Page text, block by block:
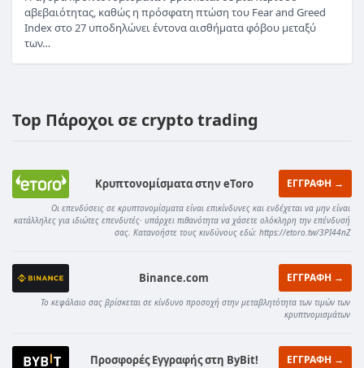
αβεβαιότητας, καθώς η πρόσφατη πτώση του Fear and Greed
Index στο 27 υποδηλώνει έντονα αισθήματα φόβου μεταξύ
των…
Top Πάροχοι σε crypto trading
Κρυπτονομίσματα στην eToro ΕΓΓΡΑΦΗ →
Οι επενδύσεις σε κρυπτονομίσματα είναι επικίνδυνες και ενδέχεται να μην είναι
κατάλληλες για ιδιώτες επενδυτές· υπάρχει πιθανότητα να χάσετε ολόκληρη την επένδυσή
σας. Κατανοήστε τους κινδύνους εδώ: https://etoro.tw/3PI44nZ
Binance.com ΕΓΓΡΑΦΗ →
Το κεφάλαιο σας βρίσκεται σε κίνδυνο προσοχή στην μεταβλητότητα των τιμών των
κρυπτνομισμάτων
Προσφορές Εγγραφής στη ByBit! ΕΓΓΡΑΦΗ →